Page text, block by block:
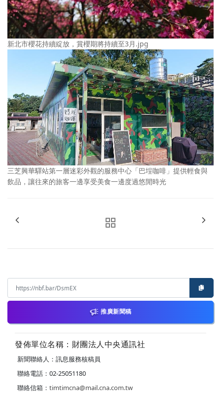
新北市櫻花持續綻放，賞櫻期將持續至3月.jpg
三芝興華驛站第一層迷彩外觀的服務中心「巴埕咖啡」提供輕食與
飲品，讓往來的旅客一邊享受美食一邊度過悠閒時光
推廣新聞稿
發佈單位名稱：財團法人中央通訊社
新聞聯絡人：訊息服務核稿員
聯絡電話：02-25051180
聯絡信箱： timtimcna@mail.cna.com.tw